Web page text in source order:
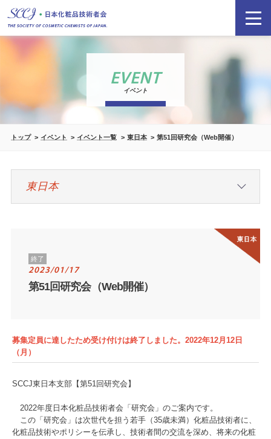
EVENT
イベント
トップ イベント イベント一覧 東日本 第51回研究会（Web開催）
終了
2023/01/17
第51回研究会（Web開催）
募集定員に達したため受け付けは終了しました。2022年12月12日
（月）
SCCJ東日本支部【第51回研究会】
2022年度日本化粧品技術者会「研究会」のご案内です。
この「研究会」は次世代を担う若手（35歳未満）化粧品技術者に、
化粧品技術やポリシーを伝承し、技術者間の交流を深め、将来の化粧